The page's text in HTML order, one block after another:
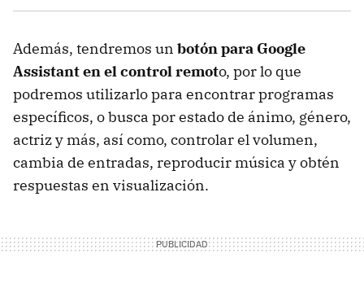
Además, tendremos un botón para Google
Assistant en el control remoto, por lo que
podremos utilizarlo para encontrar programas
específicos, o busca por estado de ánimo, género,
actriz y más, así como, controlar el volumen,
cambia de entradas, reproducir música y obtén
respuestas en visualización.